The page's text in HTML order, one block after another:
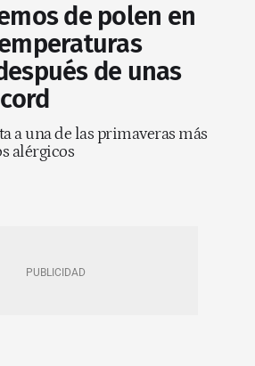
de polen en
de unas
a una de las primaveras más
alérgicos